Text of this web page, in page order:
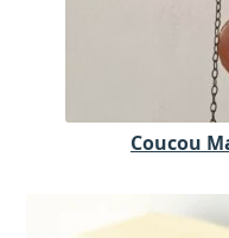
Coucou